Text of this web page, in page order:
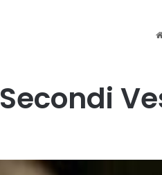
Secondi